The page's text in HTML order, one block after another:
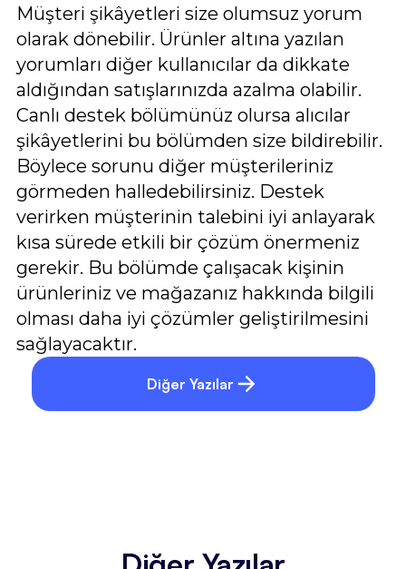
Müşteri şikâyetleri size olumsuz yorum
olarak dönebilir. Ürünler altına yazılan
yorumları diğer kullanıcılar da dikkate
aldığından satışlarınızda azalma olabilir.
Canlı destek bölümünüz olursa alıcılar
şikâyetlerini bu bölümden size bildirebilir.
Böylece sorunu diğer müşterileriniz
görmeden halledebilirsiniz. Destek
verirken müşterinin talebini iyi anlayarak
kısa sürede etkili bir çözüm önermeniz
gerekir. Bu bölümde çalışacak kişinin
ürünleriniz ve mağazanız hakkında bilgili
olması daha iyi çözümler geliştirilmesini
sağlayacaktır.
Diğer Yazılar